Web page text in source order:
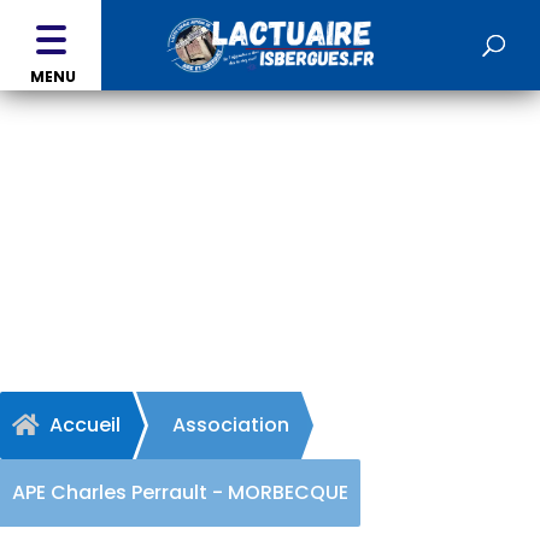
MENU
 Accueil Association
APE Charles Perrault - MORBECQUE